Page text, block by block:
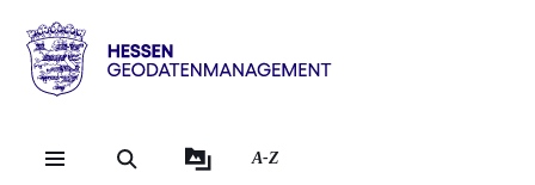
Direkt zum Kopf der
Direkt zum Inhalt
Direkt zum Fuß der
Hessen
Geodatenmanagement
A-Z